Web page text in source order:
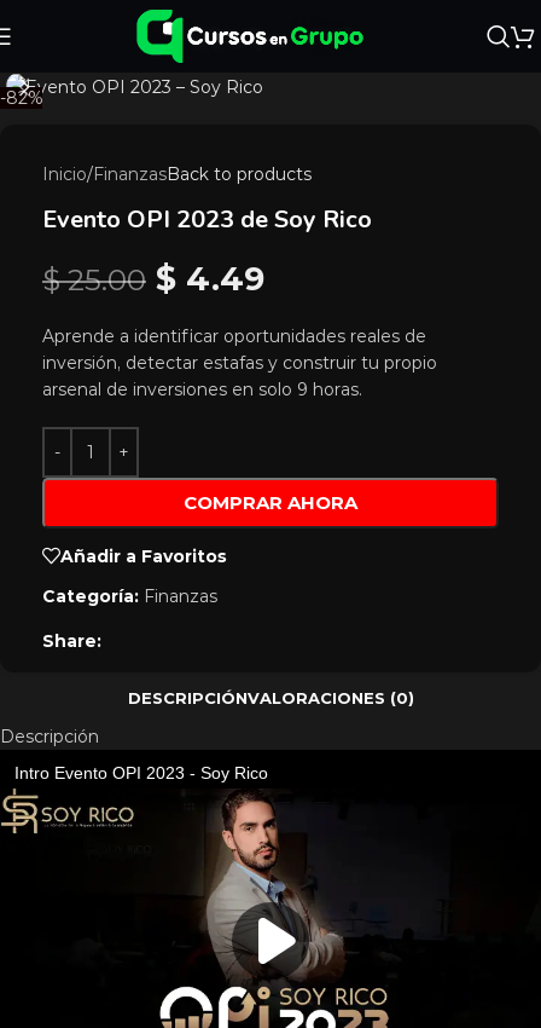
-82%
Inicio/FinanzasBack to products
Evento OPI 2023 de Soy Rico
$25.00 $ 4.49
Aprende a identificar oportunidades reales de
inversión, detectar estafas y construir tu propio
arsenal de inversiones en solo 9 horas.
COMPRAR AHORA
Añadir a Favoritos
Categoría: Finanzas
Share:
DESCRIPCIÓNVALORACIONES (0)
Descripción